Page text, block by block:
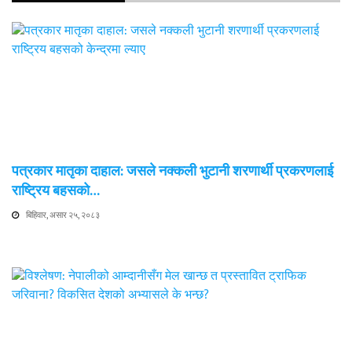
पत्रकार मातृका दाहाल: जसले नक्कली भुटानी शरणार्थी प्रकरणलाई
राष्ट्रिय बहसको…
बिहिवार, असार २५, २०८३